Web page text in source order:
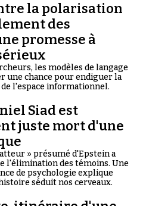
la polarisation
des
promesse à
les modèles de langage
une chance pour endiguer la
l'espace informationnel.
Siad est
juste mort d'une
» présumé d'Epstein a
l'élimination des témoins. Une
de psychologie explique
séduit nos cerveaux.